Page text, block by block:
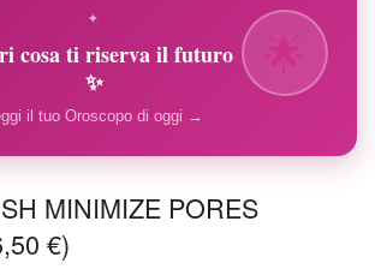
✦
cosa ti riserva il futuro
✨
il tuo Oroscopo di oggi →
MINIMIZE PORES
€)